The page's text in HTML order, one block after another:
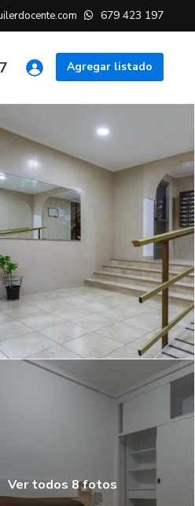
679 423 197
Agregar listado
Ver todos 8 fotos